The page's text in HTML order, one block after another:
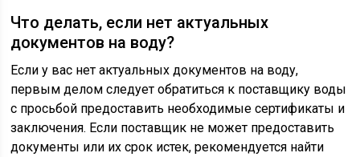
Что делать, если нет актуальных
документов на воду?
Если у вас нет актуальных документов на воду,
первым делом следует обратиться к поставщику воды
с просьбой предоставить необходимые сертификаты и
заключения. Если поставщик не может предоставить
документы или их срок истек, рекомендуется найти